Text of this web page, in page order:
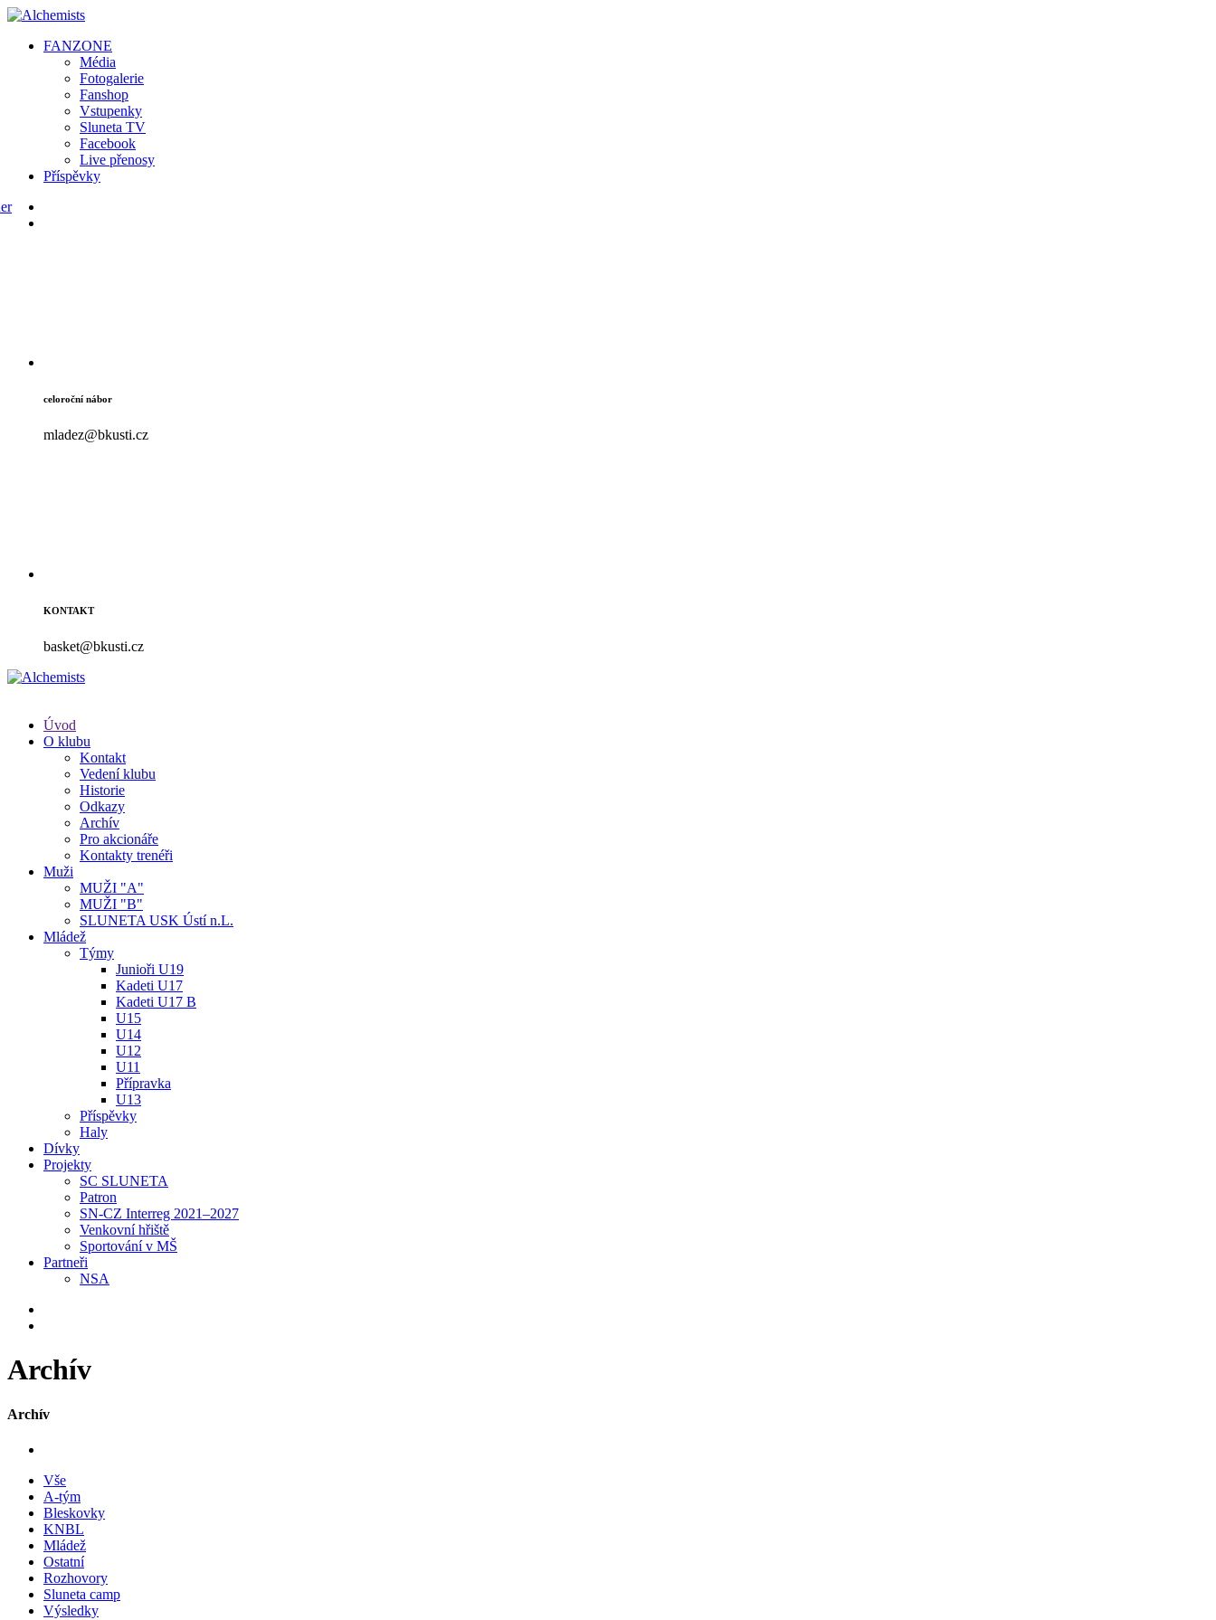
FANZONE
Média
Fotogalerie
Fanshop
Vstupenky
Sluneta TV
Facebook
Live přenosy
Příspěvky
celoroční nábor
mladez@bkusti.cz
KONTAKT
basket@bkusti.cz
Úvod
O klubu
Kontakt
Vedení klubu
Historie
Odkazy
Archív
Pro akcionáře
Kontakty trenéři
Muži
MUŽI "A"
MUŽI "B"
SLUNETA USK Ústí n.L.
Mládež
Týmy
Junioři U19
Kadeti U17
Kadeti U17 B
U15
U14
U12
U11
Přípravka
U13
Příspěvky
Haly
Dívky
Projekty
SC SLUNETA
Patron
SN-CZ Interreg 2021–2027
Venkovní hřiště
Sportování v MŠ
Partneři
NSA
Archív
Archív
Vše
A-tým
Bleskovky
KNBL
Mládež
Ostatní
Rozhovory
Sluneta camp
Výsledky